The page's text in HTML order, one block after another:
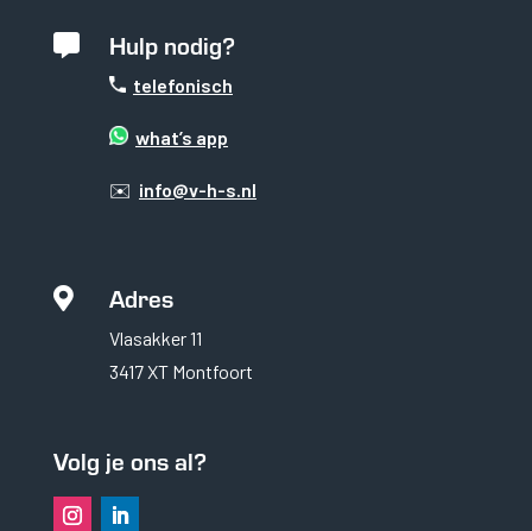
 Hulp nodig?
telefonisch
what’s app
✉️ info@v-h-s.nl
 Adres
Vlasakker 11
3417 XT Montfoort
Volg je ons al?